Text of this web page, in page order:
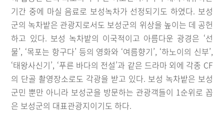
기간 중에 마실 음료로 보성녹차가 선정되기도 하였다. 보성
군의 녹차밭은 관광지로서도 보성군의 위상을 높이는 데 공헌
하고 있다. 보성 녹차밭의 이국적이고 아름다운 광경은 ‘선
물’, ‘목포는 항구다’ 등의 영화와 ‘여름향기’, ‘하노이의 신부’,
‘태왕사신기’, ‘푸른 바다의 전설’과 같은 드라마 외에 각종 CF
의 단골 촬영장소로도 각광을 받고 있다. 보성 녹차밭은 보성
군민 뿐만 아니라 보성군을 방문하는 관광객들이 1순위로 꼽
은 보성군의 대표관광지이기도 하다.